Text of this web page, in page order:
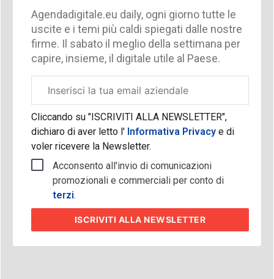
Agendadigitale.eu daily, ogni giorno tutte le
uscite e i temi più caldi spiegati dalle nostre
firme. Il sabato il meglio della settimana per
capire, insieme, il digitale utile al Paese.
aziendale
Cliccando su "ISCRIVITI ALLA NEWSLETTER",
dichiaro di aver letto l'Informativa Privacy e di
voler ricevere la Newsletter.
Acconsento all'invio di comunicazioni
promozionali e commerciali per conto di
terzi.
ISCRIVITI ALLA NEWSLETTER